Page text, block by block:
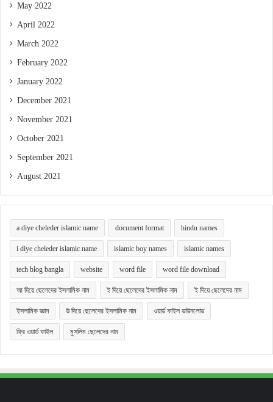
May 2022
April 2022
March 2022
February 2022
January 2022
December 2021
November 2021
October 2021
September 2021
August 2021
a diye cheleder islamic name document format hindu names
i diye cheleder islamic name islamic boy names islamic names
tech blog bangla website word file word file download
আ দিয়ে ছেলেদের ইসলামিক নাম ই দিয়ে ছেলেদের ইসলামিক নাম ই দিয়ে ছেলেদের নাম
ইসলামিক জ্ঞান উ দিয়ে ছেলেদের ইসলামিক নাম ওয়ার্ড ফাইল ডাউনলোড
ফ্রি ওয়ার্ড ফাইল মুসলিম ছেলেদের নাম